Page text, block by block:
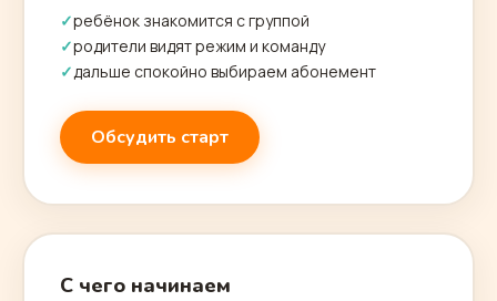
ребёнок знакомится с группой
родители видят режим и команду
дальше спокойно выбираем абонемент
Обсудить старт
С чего начинаем